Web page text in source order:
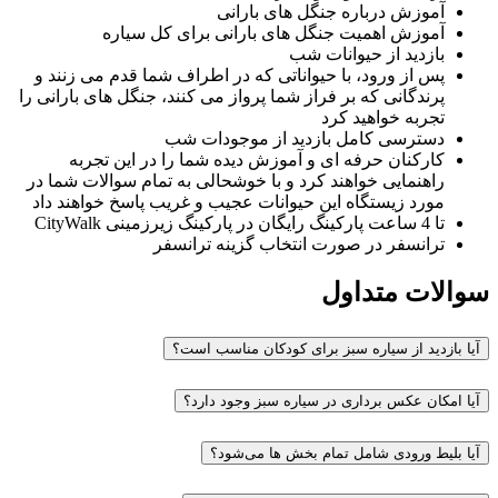
همچنین ترانسفر نیز برای برخی از پکیج‌های ورودی موجود است.
چرا سیاره سبز دبی تجربه‌ای منحصربه‌فرد
است؟
تلفیق طبیعت و تکنولوژی در سیاره سبز دبی
یکی از ویژگی‌های منحصربه‌فرد سیاره سبز، تلفیق هنرمندانه‌ی
طبیعت و تکنولوژی است. این مجموعه با استفاده از تکنولوژی‌های
پیشرفته توانسته است یک محیط طبیعی کاملاً شبیه به جنگل‌های
استوایی را در میانه‌ی دبی ایجاد کند.
مجموعه‌ای از گیاهان و حیوانات کمیاب
سیاره سبز دبی خانه‌ای برای بیش از ۳۰۰۰ گونه گیاهی و جانوری
زیستی استوایی زندگی می‌کنند.
آموزش درباره جنگل های بارانی
آموزش اهمیت جنگل های بارانی برای کل سیاره
بازدید از حیوانات شب
پس از ورود، با حیواناتی که در اطراف شما قدم می زنند و
پرندگانی که بر فراز شما پرواز می کنند، جنگل های بارانی را
تجربه خواهید كرد
دسترسی کامل بازديد از موجودات شب
کارکنان حرفه ای و آموزش دیده شما را در این تجربه
راهنمایی خواهند کرد و با خوشحالی به تمام سوالات شما در
مورد زیستگاه این حیوانات عجیب و غریب پاسخ خواهند داد
تا 4 ساعت پارکینگ رایگان در پارکینگ زیرزمینی CityWalk
ترانسفر در صورت انتخاب گزینه ترانسفر
سوالات متداول
آیا بازدید از سیاره سبز برای کودکان مناسب است؟
آیا امکان عکس‌ برداری در سیاره سبز وجود دارد؟
آیا بلیط ورودی شامل تمام بخش‌ ها می‌شود؟